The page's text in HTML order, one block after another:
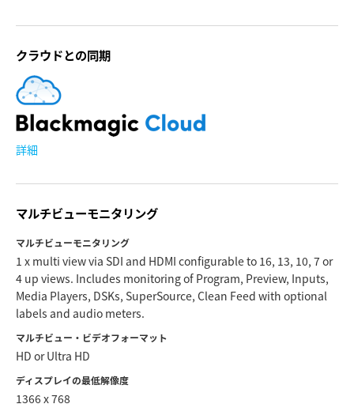
クラウドとの同期
詳細
マルチビューモニタリング
マルチビューモニタリング
1 x multi view via SDI and HDMI configurable to 16, 13, 10, 7 or
4 up views. Includes monitoring of Program, Preview, Inputs,
Media Players, DSKs, SuperSource, Clean Feed with optional
labels and audio meters.
マルチビュー・ビデオフォーマット
HD or Ultra HD
ディスプレイの最低解像度
1366 x 768